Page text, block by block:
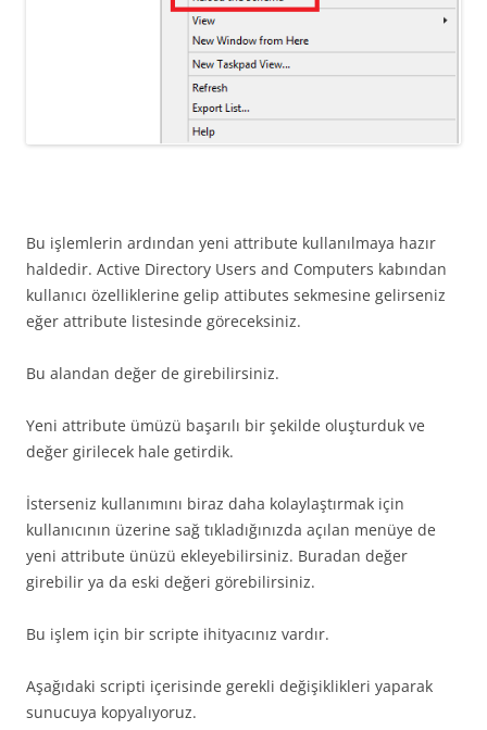
Bu işlemlerin ardından yeni attribute kullanılmaya hazır
haldedir. Active Directory Users and Computers kabından
kullanıcı özelliklerine gelip attibutes sekmesine gelirseniz
eğer attribute listesinde göreceksiniz.
Bu alandan değer de girebilirsiniz.
Yeni attribute ümüzü başarılı bir şekilde oluşturduk ve
değer girilecek hale getirdik.
İsterseniz kullanımını biraz daha kolaylaştırmak için
kullanıcının üzerine sağ tıkladığınızda açılan menüye de
yeni attribute ünüzü ekleyebilirsiniz. Buradan değer
girebilir ya da eski değeri görebilirsiniz.
Bu işlem için bir scripte ihityacınız vardır.
Aşağıdaki scripti içerisinde gerekli değişiklikleri yaparak
sunucuya kopyalıyoruz.